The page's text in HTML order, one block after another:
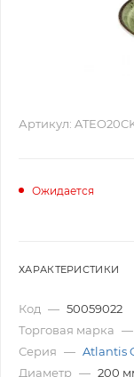
Артикул:
Ожидается
ХАРАКТЕРИСТИКИ
Код — 50059022
Торговая марка —
Серия — Atlantis
Диаметр — 200